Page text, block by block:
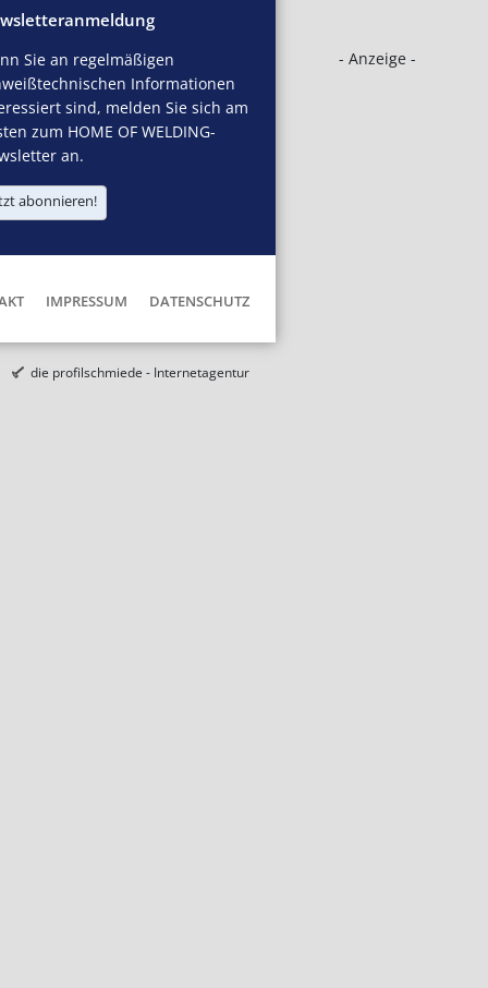
- Anzeige -
Sie an regelmäßigen
Informationen
sind, melden Sie sich am
zum HOME OF WELDING-
an.
abonnieren!
IMPRESSUM DATENSCHUTZ
die profilschmiede - Internetagentur